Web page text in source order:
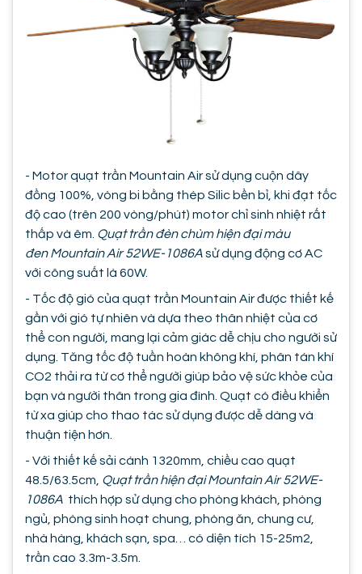
- Motor quạt trần Mountain Air sử dụng cuộn dây
đồng 100%, vòng bi bằng thép Silic bền bỉ, khi đạt tốc
độ cao (trên 200 vòng/phút) motor chỉ sinh nhiệt rất
thấp và êm. Quạt trần đèn chùm hiện đại màu
đen Mountain Air 52WE-1086Asử dụng động cơ AC
với công suất là 60W.
- Tốc độ gió của quạt trần Mountain Air được thiết kế
gần với gió tự nhiên và dựa theo thân nhiệt của cơ
thể con người, mang lại cảm giác dễ chịu cho người sử
dụng. Tăng tốc độ tuần hoàn không khí, phân tán khí
CO2 thải ra từ cơ thể người giúp bảo vệ sức khỏe của
bạn và người thân trong gia đình. Quạt có điều khiển
từ xa giúp cho thao tác sử dụng được dễ dàng và
thuận tiện hơn.
- Với thiết kế sải cánh 1320mm, chiều cao quạt
48.5/63.5cm, Quạt trần hiện đại Mountain Air 52WE-
1086A thích hợp sử dụng cho phòng khách, phòng
ngủ, phòng sinh hoạt chung, phòng ăn, chung cư,
nhà hàng, khách sạn, spa… có diện tích 15-25m2,
trần cao 3.3m-3.5m.